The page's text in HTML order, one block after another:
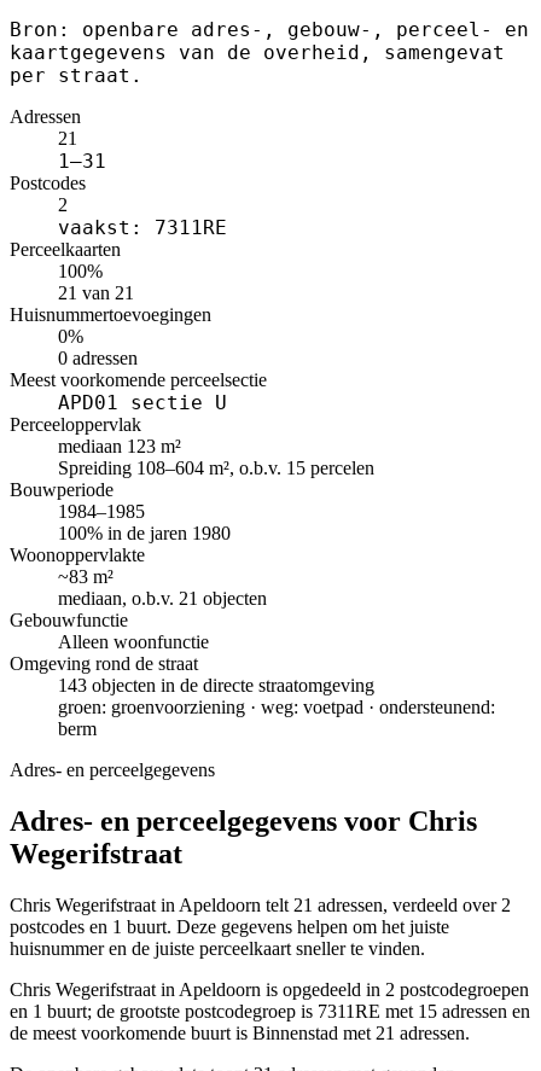
Bron: openbare adres-, gebouw-, perceel- en
kaartgegevens van de overheid, samengevat
per straat.
Adressen
21
1–31
Postcodes
2
vaakst: 7311RE
Perceelkaarten
100%
21 van 21
Huisnummertoevoegingen
0%
0 adressen
Meest voorkomende perceelsectie
APD01 sectie U
Perceeloppervlak
mediaan 123 m²
Spreiding 108–604 m², o.b.v. 15 percelen
Bouwperiode
1984–1985
100% in de jaren 1980
Woonoppervlakte
~83 m²
mediaan, o.b.v. 21 objecten
Gebouwfunctie
Alleen woonfunctie
Omgeving rond de straat
143 objecten in de directe straatomgeving
groen: groenvoorziening · weg: voetpad · ondersteunend:
berm
Adres- en perceelgegevens
Adres- en perceelgegevens voor Chris
Wegerifstraat
Chris Wegerifstraat in Apeldoorn telt 21 adressen, verdeeld over 2
postcodes en 1 buurt. Deze gegevens helpen om het juiste
huisnummer en de juiste perceelkaart sneller te vinden.
Chris Wegerifstraat in Apeldoorn is opgedeeld in 2 postcodegroepen
en 1 buurt; de grootste postcodegroep is 7311RE met 15 adressen en
de meest voorkomende buurt is Binnenstad met 21 adressen.